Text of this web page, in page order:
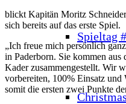
Spieltag
blickt Kapitän Moritz
sich bereits auf das erste Spiel.
„Ich freue mich persönlich
in Paderborn. Sie kommen aus
Kader zusammengestellt. Wir
vorbereiten, 100% Einsatz und
somit die ersten zwei Punkte